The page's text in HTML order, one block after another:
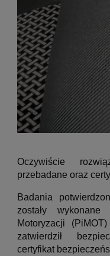
Oczywiście
przebadane oraz
Badania
zostały wykonane
Motoryzacji
zatwierdził
certyfikat